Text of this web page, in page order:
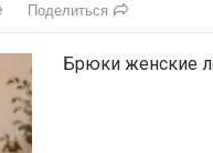
Поделиться
Брюки женские